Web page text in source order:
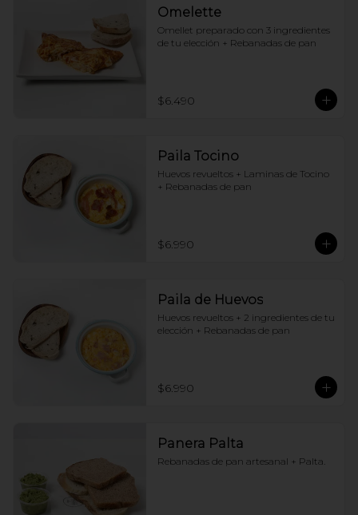
Omelette
Omellet preparado con 3 ingredientes
de tu elección + Rebanadas de pan
$6.490
Paila Tocino
Huevos revueltos + Laminas de Tocino
+ Rebanadas de pan
$6.990
Paila de Huevos
Huevos revueltos + 2 ingredientes de tu
elección + Rebanadas de pan
$6.990
Panera Palta
Rebanadas de pan artesanal + Palta.